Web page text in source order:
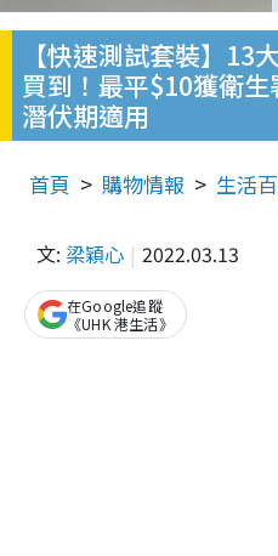
【快速測試套裝】13
買到！最平$10獲衛
潛伏期適用
首頁 購物情報 生活
文: 梁穎心 2022.03.13
在Google追蹤
《UHK 港生活》